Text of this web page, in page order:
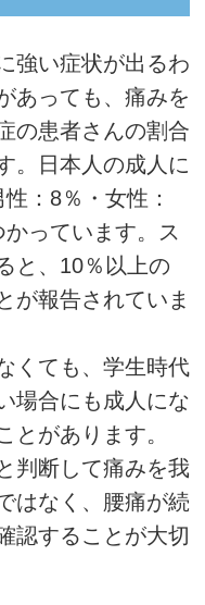
強い症状が出るわ
あっても、痛みを
の患者さんの割合
。日本人の成人に
：8％・女性：
っています。ス
と、10％以上の
が報告されていま
くても、学生時代
場合にも成人にな
とがあります。
判断して痛みを我
はなく、腰痛が続
認することが大切